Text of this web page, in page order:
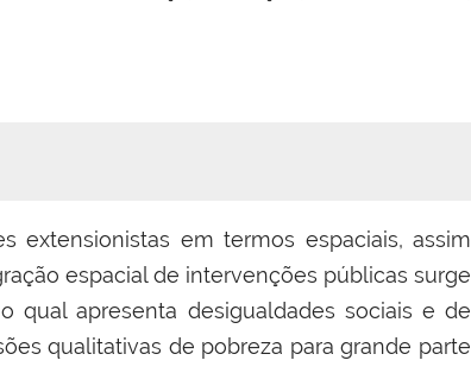
extensionistas em termos espaciais, assim
espacial de intervenções públicas surge
qual apresenta desigualdades sociais e de
qualitativas de pobreza para grande parte